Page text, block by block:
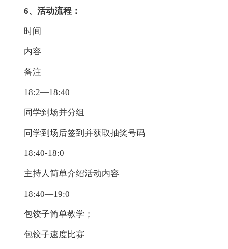
6、活动流程：
时间
内容
备注
18:2—18:40
同学到场并分组
同学到场后签到并获取抽奖号码
18:40-18:0
主持人简单介绍活动内容
18:40—19:0
包饺子简单教学；
包饺子速度比赛